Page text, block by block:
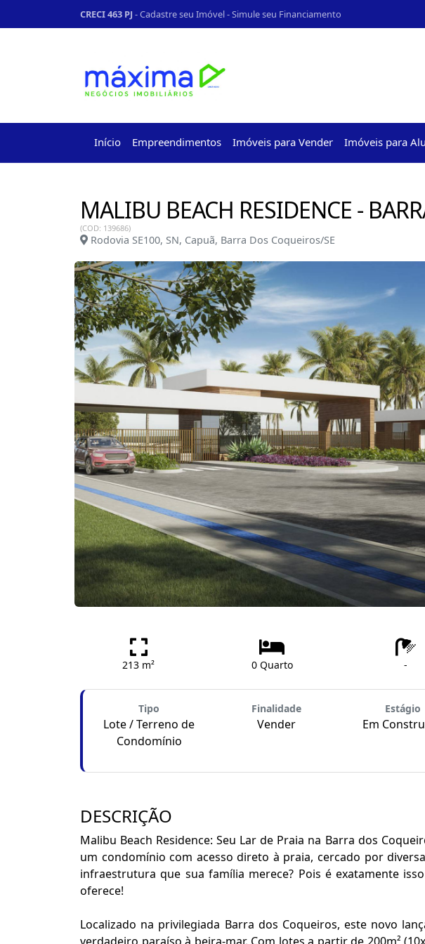
CRECI 463 PJ -Cadastre seu Imóvel-Simule seu Financiamento
Início Empreendimentos Imóveis para Vender Imóveis para
MALIBU BEACH RESIDENCE -
(COD: 139686)
Rodovia SE100, SN, Capuã, Barra Dos Coqueiros/SE
213 m² 0 Quarto -
Tipo
Lote / Terreno de
Condomínio
Finalidade
Vender
Estágio
Em
DESCRIÇÃO
Malibu Beach Residence: Seu Lar de Praia na Barra dos
um condomínio com acesso direto à praia, cercado por
infraestrutura que sua família merece? Pois é exatamente
oferece!
Localizado na privilegiada Barra dos Coqueiros, este novo